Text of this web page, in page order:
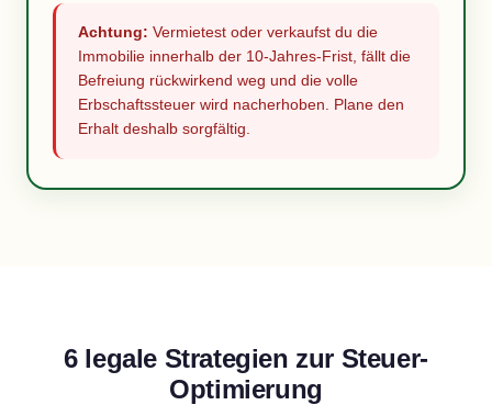
Achtung: Vermietest oder verkaufst du die
Immobilie innerhalb der 10-Jahres-Frist, fällt die
Befreiung rückwirkend weg und die volle
Erbschaftssteuer wird nacherhoben. Plane den
Erhalt deshalb sorgfältig.
6 legale Strategien zur Steuer-
Optimierung